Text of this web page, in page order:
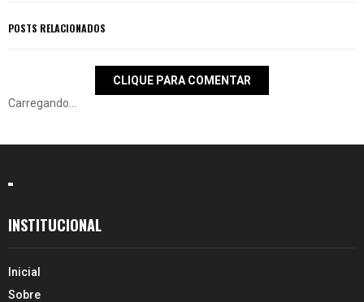
POSTS RELACIONADOS
CLIQUE PARA COMENTAR
Carregando...
INSTITUCIONAL
Inicial
Sobre